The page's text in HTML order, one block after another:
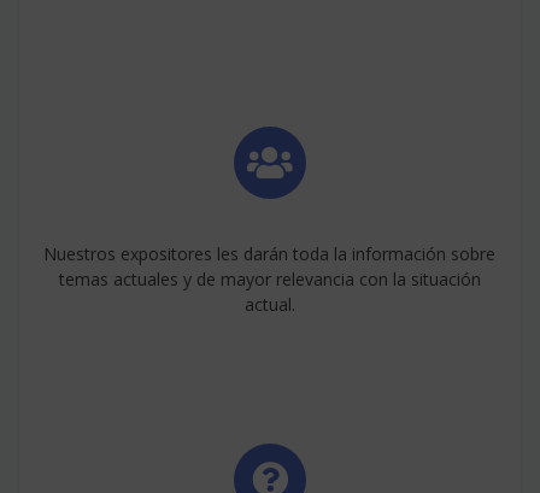
Nuestros expositores les darán toda la información sobre
temas actuales y de mayor relevancia con la situación
actual.